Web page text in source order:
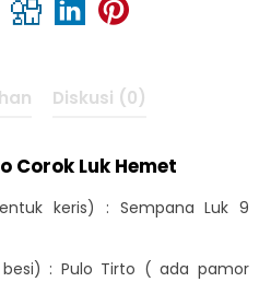
Diskusi (0)
Corok Luk Hemet
keris) : Sempana Luk 9
: Pulo Tirto ( ada pamor